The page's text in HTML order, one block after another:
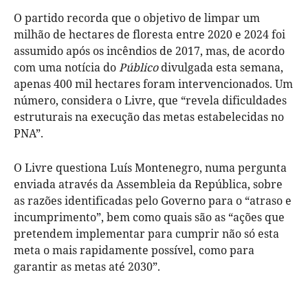
O partido recorda que o objetivo de limpar um
milhão de hectares de floresta entre 2020 e 2024 foi
assumido após os incêndios de 2017, mas, de acordo
com uma notícia doPúblicodivulgada esta semana,
apenas 400 mil hectares foram intervencionados. Um
número, considera o Livre, que “revela dificuldades
estruturais na execução das metas estabelecidas no
PNA”.
O Livre questiona Luís Montenegro, numa pergunta
enviada através da Assembleia da República, sobre
as razões identificadas pelo Governo para o “atraso e
incumprimento”, bem como quais são as “ações que
pretendem implementar para cumprir não só esta
meta o mais rapidamente possível, como para
garantir as metas até 2030”.